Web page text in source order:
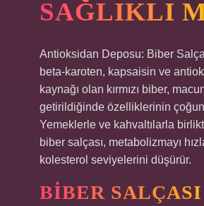
SAĞLIKLI
Antioksidan Deposu: Biber
beta-karoten, kapsaisin ve
kaynağı olan kırmızı biber,
getirildiğinde özelliklerinin
Yemeklerle ve kahvaltılarla
biber salçası, metabolizmayı
kolesterol seviyelerini düşürür.
BIBER SALÇASI